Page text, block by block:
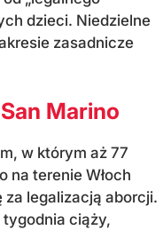
dzieci. Niedzielne
zasadnicze
Marino
w którym aż 77
na terenie Włoch
za legalizacją aborcji.
tygodnia ciąży,